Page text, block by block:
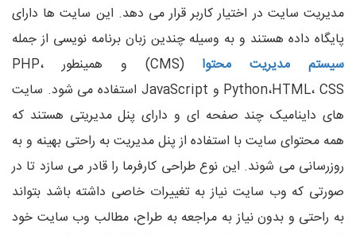
مدیریت سایت در اختیار کاربر قرار می دهد. این سایت ها دارای
پایگاه داده هستند و به وسیله چندین زبان برنامه نویسی از جمله
سیستم مدیریت محتوا
(CMS) و همینطور PHP،
Python،HTML، CSS و JavaScript استفاده می شود. سایت
های داینامیک چند صفحه ای و دارای پنل مدیریتی هستند که
همه محتوای سایت با استفاده از پنل مدیریت به راحتی بهینه و به
روزرسانی می شوند. این نوع طراحی کارفرما را قادر می سازد تا در
صورتی که وب سایت نیاز به تغییرات خاصی داشته باشد بتواند
به راحتی و بدون نیاز به مراجعه به طراح، مطالب وب سایت خود